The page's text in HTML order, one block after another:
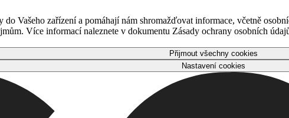
do Vašeho zařízení a pomáhají nám shromažďovat informace, včetně
Více informací naleznete v dokumentu Zásady ochrany osobních
Přijmout všechny cookies
Nastavení cookies